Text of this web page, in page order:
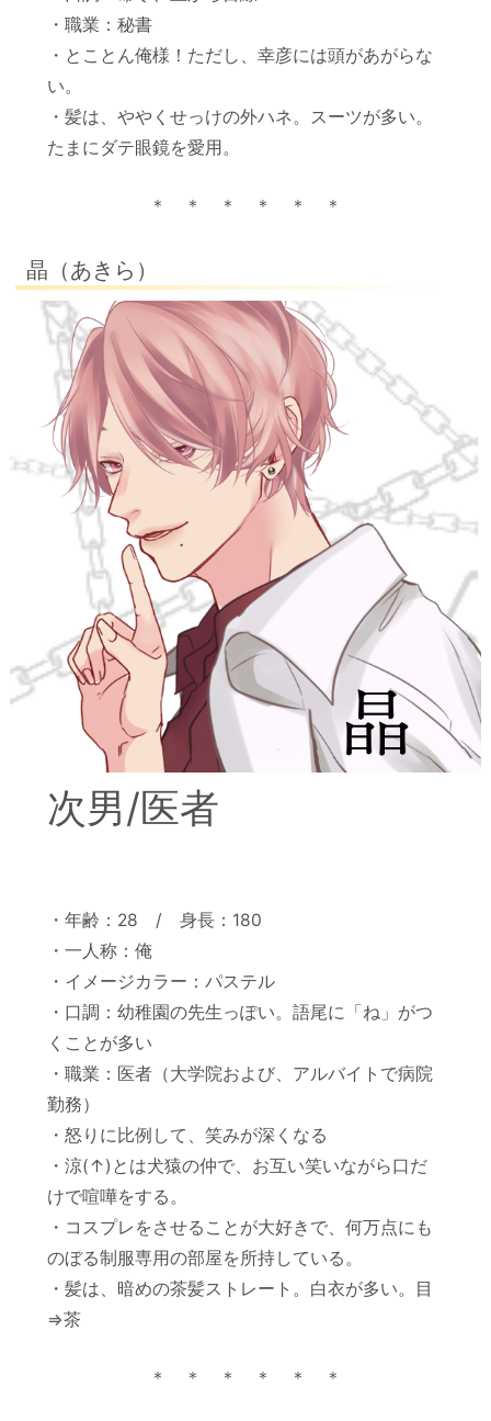
・職業：秘書
・とことん俺様！ただし、幸彦には頭があがらな
い。
・髪は、ややくせっけの外ハネ。スーツが多い。
たまにダテ眼鏡を愛用。
＊ ＊ ＊ ＊ ＊ ＊
晶（あきら）
次男/医者
・年齢：28 / 身長：180
・一人称：俺
・イメージカラー：パステル
・口調：幼稚園の先生っぽい。語尾に「ね」がつ
くことが多い
・職業：医者（大学院および、アルバイトで病院
勤務）
・怒りに比例して、笑みが深くなる
・涼(↑)とは犬猿の仲で、お互い笑いながら口だ
けで喧嘩をする。
・コスプレをさせることが大好きで、何万点にも
のぼる制服専用の部屋を所持している。
・髪は、暗めの茶髪ストレート。白衣が多い。目
⇒茶
＊ ＊ ＊ ＊ ＊ ＊